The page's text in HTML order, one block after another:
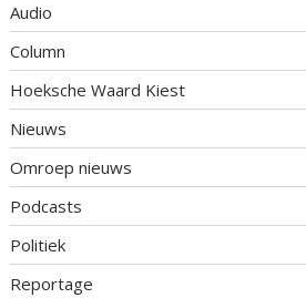
Audio
Column
Hoeksche Waard Kiest
Nieuws
Omroep nieuws
Podcasts
Politiek
Reportage